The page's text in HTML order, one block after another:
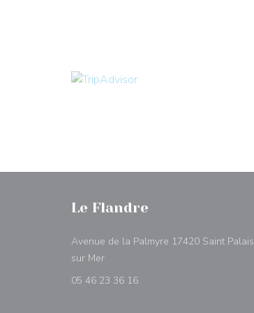
Le Flandre
Avenue de la Palmyre 17420 Saint Palais
sur Mer((abre numa nova janela))
05 46 23 36 16